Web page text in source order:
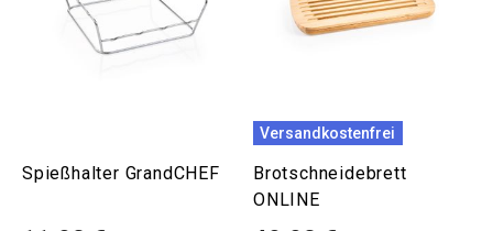
Spießhalter GrandCHEF
Versandkostenfrei
Brotschneidebrett
ONLINE